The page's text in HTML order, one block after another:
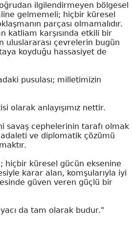
ilgilendirmeyen bölgesel
gelmemeli; hiçbir küresel
parçası olmamalıdır.
katliam karşısında etkili bir
uluslararası çevrelerin bugün
koyduğu hassasiyet de
pusulası; milletimizin
olarak anlayışımız nettir.
savaş cephelerinin tarafı olmak
adaleti ve diplomatik çözümü
hiçbir küresel gücün eksenine
karar alan, komşularıyla iyi
güven veren güçlü bir
da tam olarak budur."